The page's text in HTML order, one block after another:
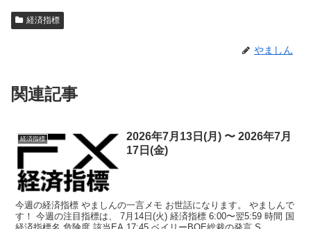
経済指標
やましん
関連記事
経済指標
2026年7月13日(月) 〜 2026年7月
17日(金)
今週の経済指標 やましんの一言メモ お世話になります。 やましんで
す！ 今週の注目指標は、 7月14日(火) 経済指標 6:00〜翌5:59 時間 国